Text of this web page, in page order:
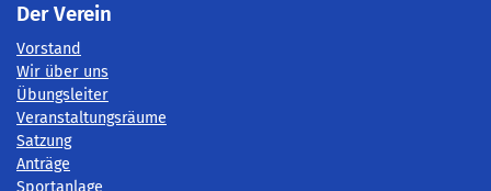
Der Verein
Vorstand
Wir über uns
Übungsleiter
Veranstaltungsräume
Satzung
Anträge
Sportanlage